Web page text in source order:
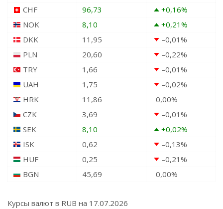
CHF
96,73 +0,16%
NOK
8,10 +0,21%
DKK
11,95 –0,01%
PLN
20,60 –0,22%
TRY
1,66 –0,01%
UAH
1,75 –0,02%
HRK
11,86 0,00%
CZK
3,69 –0,01%
SEK
8,10 +0,02%
ISK
0,62 –0,13%
HUF
0,25 –0,21%
BGN
45,69 0,00%
Курсы валют в RUB на 17.07.2026